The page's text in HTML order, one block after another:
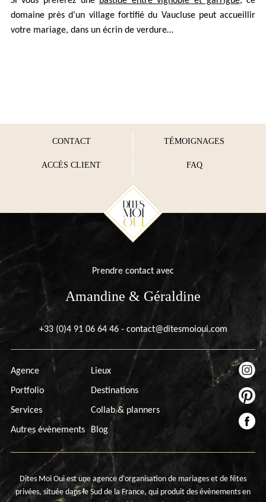
domaine près d’un village fortifié du Vaucluse peut accueillir
votre mariage, dans un écrin de verdure…
CONTACT TÉMOIGNAGES
ACCÈS CLIENT FAQ
Prendre contact avec
Amandine & Géraldine
+33 (0)4 91 06 64 46- contact@ditesmoioui.com
Dites Moi Oui est une agence d’organisation de mariages et de fêtes
privées, située dans le Sud de la France, qui produit des évènements en
Agence
Portfolio
Services
Autres évènements
Lieux
Destinations
Collab & planners
Blog